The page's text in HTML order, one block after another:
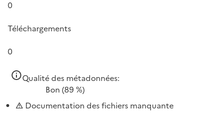
0
Téléchargements
0
Qualité des métadonnées:
Bon (89 %)
Documentation des fichiers manquante